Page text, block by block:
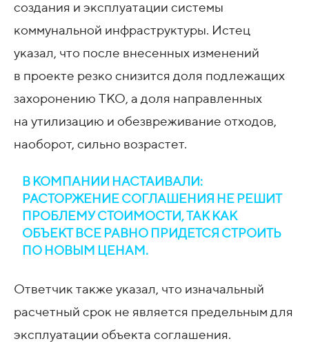
создания и эксплуатации системы
коммунальной инфраструктуры. Истец
указал, что после внесенных изменений
в проекте резко снизится доля подлежащих
захоронению ТКО, а доля направленных
на утилизацию и обезвреживание отходов,
наоборот, сильно возрастет.
В КОМПАНИИ НАСТАИВАЛИ:
РАСТОРЖЕНИЕ СОГЛАШЕНИЯ НЕ РЕШИТ
ПРОБЛЕМУ СТОИМОСТИ, ТАК КАК
ОБЪЕКТ ВСЕ РАВНО ПРИДЕТСЯ СТРОИТЬ
ПО НОВЫМ ЦЕНАМ.
Ответчик также указал, что изначальный
расчетный срок не является предельным для
эксплуатации объекта соглашения.